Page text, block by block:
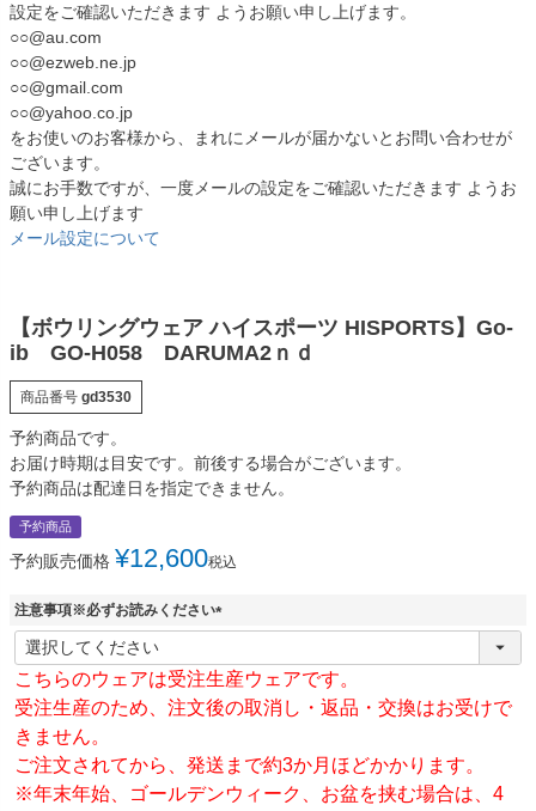
設定をご確認いただきます ようお願い申し上げます。
○○@au.com
○○@ezweb.ne.jp
○○@gmail.com
○○@yahoo.co.jp
をお使いのお客様から、まれにメールが届かないとお問い合わせが
ございます。
誠にお手数ですが、一度メールの設定をご確認いただきます ようお
願い申し上げます
メール設定について
【ボウリングウェア ハイスポーツ HISPORTS】Go-
ib GO-H058 DARUMA2ｎｄ
商品番号 gd3530
予約商品です。
お届け時期は目安です。前後する場合がございます。
予約商品は配達日を指定できません。
予約商品
予約販売価格 ¥12,600税込
注意事項※必ずお読みください
(
須
)
こちらのウェアは受注生産ウェアです。
受注生産のため、注文後の取消し・返品・交換はお受けで
きません。
ご注文されてから、発送まで約3か月ほどかかります。
※年末年始、ゴールデンウィーク、お盆を挟む場合は、4